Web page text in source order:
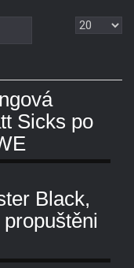
Zobrazit
Sicks po
Black,